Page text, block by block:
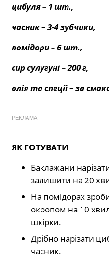
цибуля – 1 шт.,
часник – 3-4 зубчики,
помідори – 6 шт.,
сир сулугуні – 200 г,
олія та спеції – за
РЕКЛАМА
ЯК ГОТУВАТИ
Баклажани
залишити на 20
На помідорах
окропом на 10
шкірки.
Дрібно нарізати
часник.